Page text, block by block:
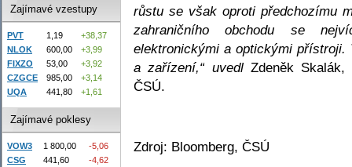
růstu se však oproti předchozímu
zahraničního obchodu se
elektronickými a optickými
a zařízení,“ uvedlZdeněk Skalák,
ČSÚ.
Zdroj: Bloomberg, ČSÚ
Zajímavé vzestupy
PVT 1,19
+38,37
NLOK
600,00
+3,99
FIXZO
53,00
+3,92
CZGCE
985,00
+3,14
UQA
441,80 +1,61
Zajímavé poklesy
VOW3 1 800,00
-5,06
CSG
441,60
-4,62